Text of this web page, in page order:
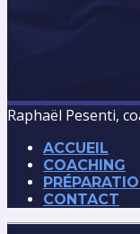
Raphaël Pesenti,
ACCUEIL
COACHING
CONTACT